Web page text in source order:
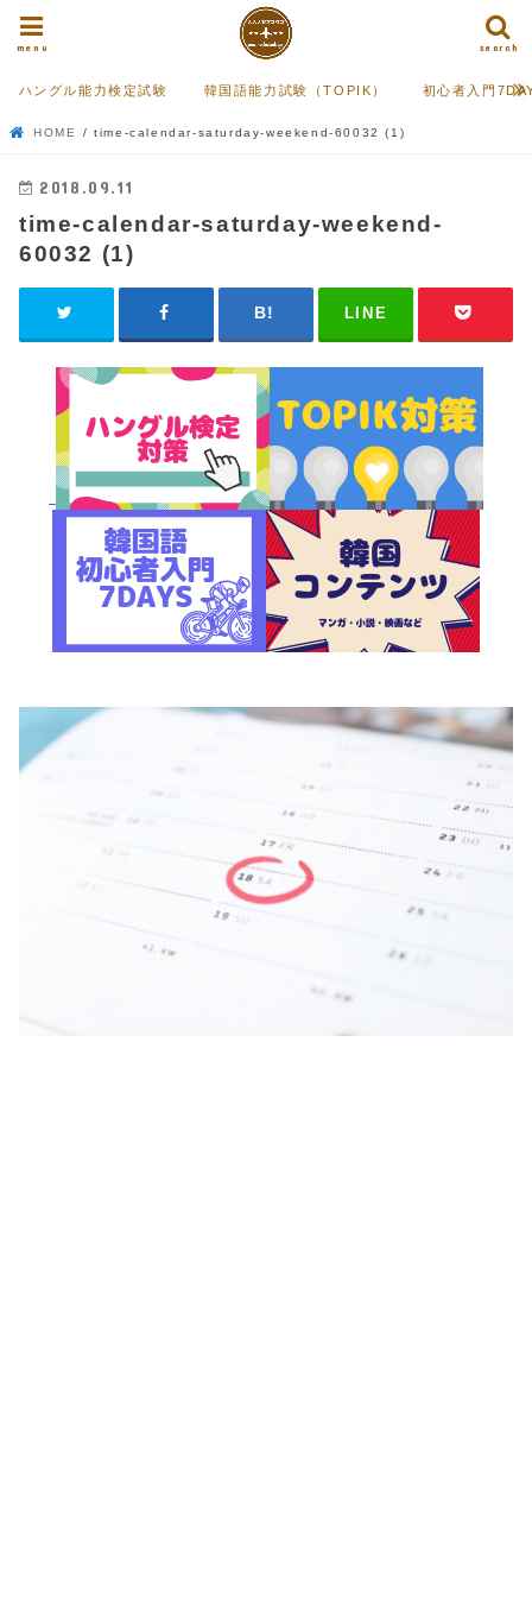
search
menu
ハングル能力検定試験 韓国語能力試験（TOPIK） 初心者入門
HOME time-calendar-saturday-weekend-60032 (1)
2018.09.11
time-calendar-saturday-weekend-
60032 (1)
LINE